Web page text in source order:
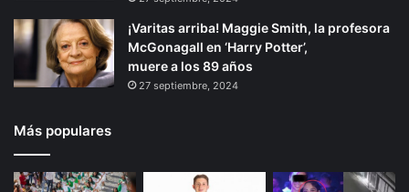
¡Varitas arriba! Maggie Smith, la profesora
McGonagall en ‘Harry Potter’,
muere a los 89 años
27 septiembre, 2024
Más populares